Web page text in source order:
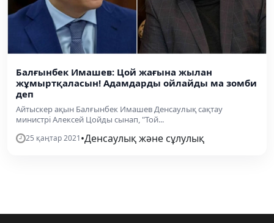
Балғынбек Имашев: Цой жағына жылан
жұмыртқаласын! Адамдарды ойлайды ма зомби
деп
Айтыскер ақын Балғынбек Имашев Денсаулық сақтау
министрі Алексей Цойды сынап, "Той...
25 қаңтар 2021•Денсаулық және сұлулық